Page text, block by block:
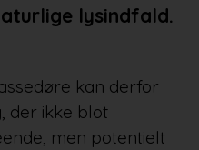
lysindfald.
kan derfor
der ikke blot
men potentielt